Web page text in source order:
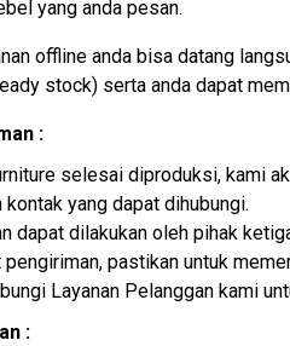
yang anda pesan.
offline anda bisa datang
stock) serta anda dapat
:
selesai diproduksi, kami
kontak yang dapat dihubungi.
dapat dilakukan oleh pihak
pengiriman, pastikan untuk
Layanan Pelanggan kami
: